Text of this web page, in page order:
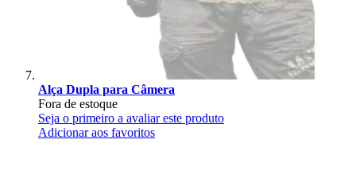
Alça Dupla para Câmera
Fora de estoque
Seja o primeiro a avaliar este produto
Adicionar aos favoritos